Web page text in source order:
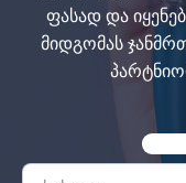
ფასად და
მიდგომას